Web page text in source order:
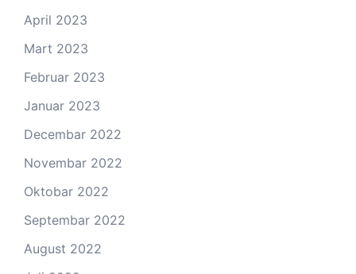
April 2023
Mart 2023
Februar 2023
Januar 2023
Decembar 2022
Novembar 2022
Oktobar 2022
Septembar 2022
August 2022